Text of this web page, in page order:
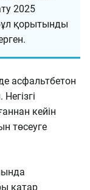
2025
қорытынды
асфальтбетон
кейін
төсеуге
қатар